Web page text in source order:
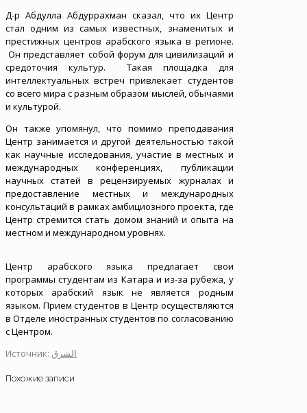
Д-р Абдулла Абдуррахман сказал, что их Центр
стал одним из самых известных, знаменитых и
престижных центров арабского языка в регионе.
Он представляет собой форум для цивилизаций и
средоточия культур. Такая площадка для
интеллектуальных встреч привлекает студентов
со всего мира с разным образом мыслей, обычаями
и культурой.
Он также упомянул, что помимо преподавания
Центр занимается и другой деятельностью такой
как научные исследования, участие в местных и
международных конференциях, публикации
научных статей в рецензируемых журналах и
предоставление местных и международных
консультаций в рамках амбициозного проекта, где
Центр стремится стать домом знаний и опыта на
местном и международном уровнях.
Центр арабского языка предлагает свои
программы студентам из Катара и из-за рубежа, у
которых арабский язык не является родным
языком. Прием студентов в Центр осуществляются
в Отделе иностранных студентов по согласованию
с Центром.
Источник: الشرق
Похожие записи